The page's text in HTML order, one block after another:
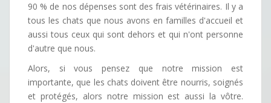
90 % de nos dépenses sont des frais vétérinaires. Il y a
tous les chats que nous avons en familles d'accueil et
aussi tous ceux qui sont dehors et qui n'ont personne
d'autre que nous.
Alors, si vous pensez que notre mission est
importante, que les chats doivent être nourris, soignés
et protégés, alors notre mission est aussi la vôtre.